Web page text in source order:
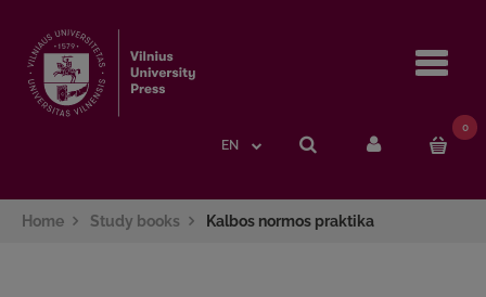
EN
0
Home Study books Kalbos normos praktika